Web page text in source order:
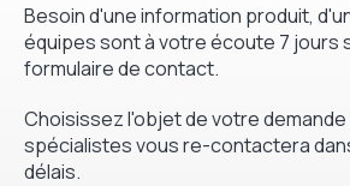
Besoin d'une information produit,
équipes sont à votre écoute 7 jours
formulaire de contact.
Choisissez l'objet de votre demande
spécialistes vous re-contactera
délais.